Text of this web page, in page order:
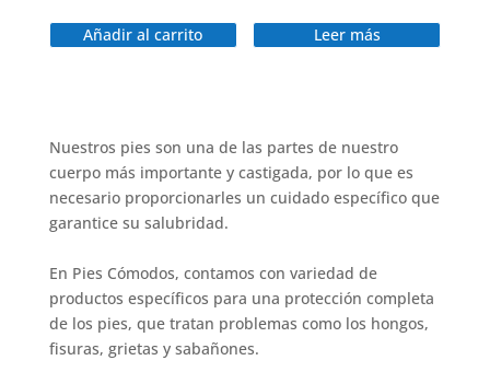
Añadir al carrito Leer más
Nuestros pies son una de las partes de nuestro
cuerpo más importante y castigada, por lo que es
necesario proporcionarles un cuidado específico que
garantice su salubridad.
En Pies Cómodos, contamos con variedad de
productos específicos para una protección completa
de los pies, que tratan problemas como los hongos,
fisuras, grietas y sabañones.